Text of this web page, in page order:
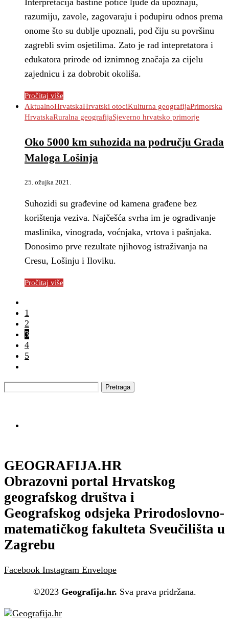
razumiju, zavole, zagovaraju i podupiru odnos prema
onome što su dublje upoznali, pod čiju su površinu
zagrebli svim osjetilima. Zato je rad intepretatora i
edukatora prirode od iznimnog značaja za cijelu
zajednicu i za dobrobit okoliša.
Pročitaj više
AktualnoHrvatskaHrvatski otociKulturna geografijaPrimorska
HrvatskaRuralna geografijaSjeverno hrvatsko primorje
Oko 5000 km suhozida na području Grada
Maloga Lošinja
25. ožujka 2021.
Suhozidi su građevine od kamena građene bez
korištenja veziva. Najčešća svrha im je ograđivanje
maslinika, vinograda, voćnjaka, vrtova i pašnjaka.
Donosimo prve rezultate njihovog istraživanja na
Cresu, Lošinju i Iloviku.
Pročitaj više
1
2
3
4
5
GEOGRAFIJA.HR
Obrazovni portal Hrvatskog
geografskog društva i
Geografskog odsjeka Prirodoslovno-
matematičkog fakulteta Sveučilišta u
Zagrebu
Facebook Instagram Envelope
©2023 Geografija.hr. Sva prava pridržana.